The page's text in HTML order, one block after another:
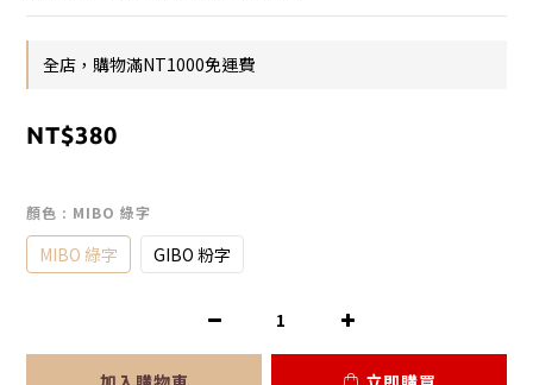
全店，購物滿NT1000免運費
NT$380
顏色 : MIBO 綠字
MIBO 綠字 GIBO 粉字